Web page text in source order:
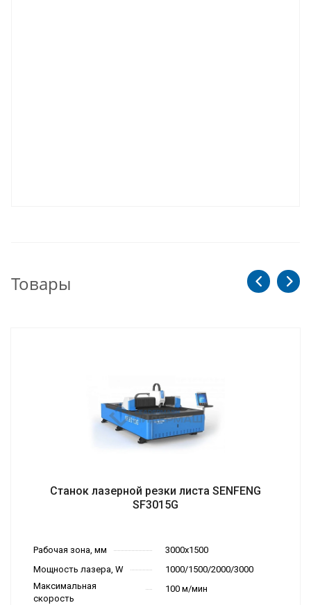
Товары
Станок лазерной резки листа SENFENG
SF3015G
Рабочая зона, мм
3000х1500
Мощность лазера, W
1000/1500/2000/3000
Максимальная
скорость
100 м/мин